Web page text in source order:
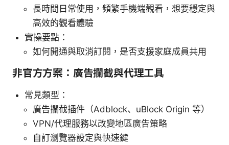
長時間日常使用，頻繁手機端觀看，想要穩定與
高效的觀看體驗
實操要點：
如何開通與取消訂閱，是否支援家庭成員共用
非官方方案：廣告攔截與代理工具
常見類型：
廣告攔截插件（Adblock、uBlock Origin 等）
VPN/代理服務以改變地區廣告策略
自訂瀏覽器設定與快速鍵